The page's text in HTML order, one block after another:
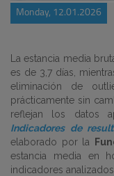
Monday, 12.01.2026
La estancia media
es de 3,7 días,
eliminación de
prácticamente sin
reflejan los datos
Indicadores de
elaborado por la
estancia media en
indicadores analizados.